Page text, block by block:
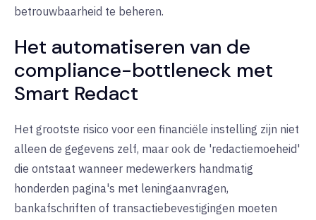
betrouwbaarheid te beheren.
Het automatiseren van de
compliance-bottleneck met
Smart Redact
Het grootste risico voor een financiële instelling zijn niet
alleen de gegevens zelf, maar ook de 'redactiemoeheid'
die ontstaat wanneer medewerkers handmatig
honderden pagina's met leningaanvragen,
bankafschriften of transactiebevestigingen moeten